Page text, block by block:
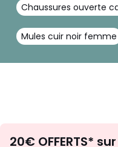
Chaussures ouverte
Mules cuir noir femme
20€ OFFERTS*